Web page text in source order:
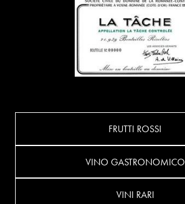
FRUTTI ROSSI
VINO GASTRONOMICO
VINI RARI